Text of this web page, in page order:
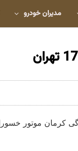
مدیران خودرو